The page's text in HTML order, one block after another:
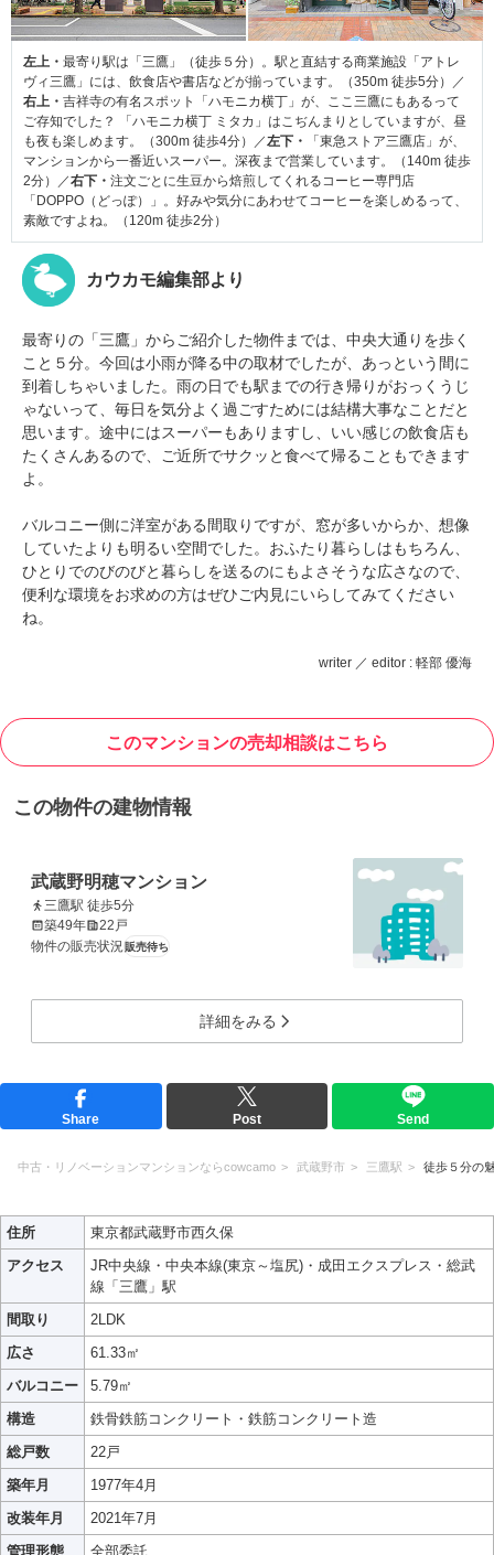
左上・ 最寄り駅は「三鷹」（徒歩５分）。駅と直結する商業施設「アトレ
ヴィ三鷹」には、飲食店や書店などが揃っています。（350m 徒歩5分）／
右上・ 吉祥寺の有名スポット「ハモニカ横丁」が、ここ三鷹にもあるって
ご存知でした？ 「ハモニカ横丁 ミタカ」はこぢんまりとしていますが、昼
も夜も楽しめます。（300m 徒歩4分）／左下・
「東急ストア三鷹店」が、
マンションから一番近いスーパー。深夜まで営業しています。（140m 徒歩
2分）／右下・ 注文ごとに生豆から焙煎してくれるコーヒー専門店
「DOPPO（どっぽ）」。好みや気分にあわせてコーヒーを楽しめるって、
素敵ですよね。（120m 徒歩2分）
カウカモ編集部より
最寄りの「三鷹」からご紹介した物件までは、中央大通りを歩く
こと５分。今回は小雨が降る中の取材でしたが、あっという間に
到着しちゃいました。雨の日でも駅までの行き帰りがおっくうじ
ゃないって、毎日を気分よく過ごすためには結構大事なことだと
思います。途中にはスーパーもありますし、いい感じの飲食店も
たくさんあるので、ご近所でサクッと食べて帰ることもできます
よ。
バルコニー側に洋室がある間取りですが、窓が多いからか、想像
していたよりも明るい空間でした。おふたり暮らしはもちろん、
ひとりでのびのびと暮らしを送るのにもよさそうな広さなので、
便利な環境をお求めの方はぜひご内見にいらしてみてください
ね。
writer ／ editor : 軽部 優海
このマンションの売却相談はこちら
この物件の建物情報
武蔵野明穂マンション
三鷹駅 徒歩5分
築49年
22戸
物件の販売状況販売待ち
詳細をみる
Share Post Send
中古・リノベーションマンションならcowcamo 武蔵野市 三鷹駅 徒歩５分の
住所
東京都武蔵野市西久保
アクセス
JR中央線・中央本線(東京～塩尻)・成田エクスプレス・総武
線「三鷹」駅
間取り
2LDK
広さ
61.33㎡
バルコニー
5.79㎡
構造
鉄骨鉄筋コンクリート・鉄筋コンクリート造
総戸数
22戸
築年月
1977年4月
改装年月
2021年7月
管理形態
全部委託